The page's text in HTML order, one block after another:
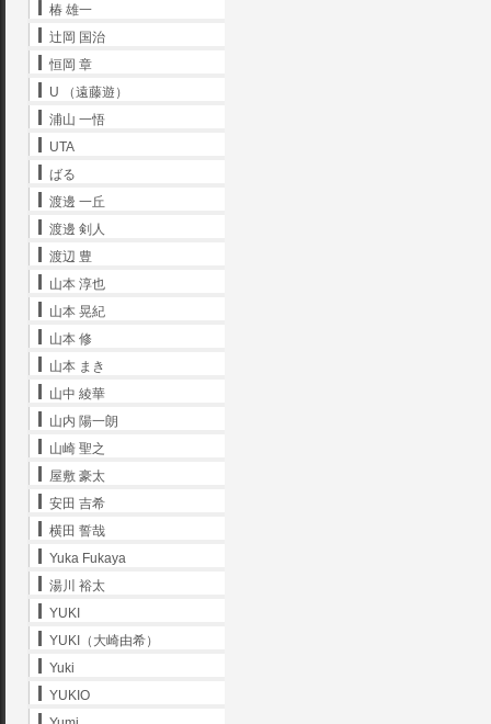
椿 雄一
辻岡 国治
恒岡 章
U （遠藤遊）
浦山 一悟
UTA
ばる
渡邊 一丘
渡邊 剣人
渡辺 豊
山本 淳也
山本 晃紀
山本 修
山本 まき
山中 綾華
山内 陽一朗
山崎 聖之
屋敷 豪太
安田 吉希
横田 誓哉
Yuka Fukaya
湯川 裕太
YUKI
YUKI（大崎由希）
Yuki
YUKIO